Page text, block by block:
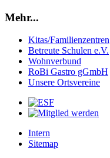
Mehr...
Kitas/Familienzentren
Betreute Schulen e.V.
Wohnverbund
RoBi Gastro gGmbH
Unsere Ortsvereine
Intern
Sitemap